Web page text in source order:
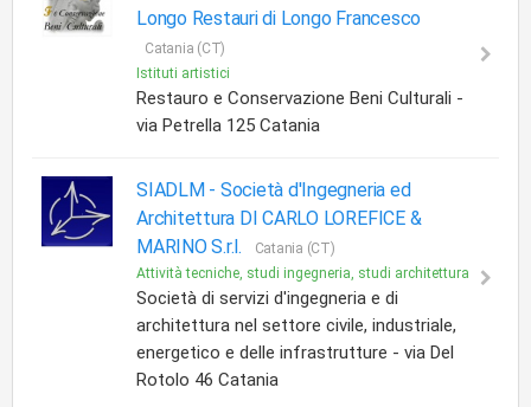
Longo Restauri di Longo Francesco
Catania (CT)
Istituti artistici
Restauro e Conservazione Beni Culturali -
via Petrella 125 Catania
SIADLM - Società d'Ingegneria ed
Architettura DI CARLO LOREFICE &
MARINO S.r.l.
Catania (CT)
Attività tecniche, studi ingegneria, studi architettura
Società di servizi d'ingegneria e di
architettura nel settore civile, industriale,
energetico e delle infrastrutture - via Del
Rotolo 46 Catania